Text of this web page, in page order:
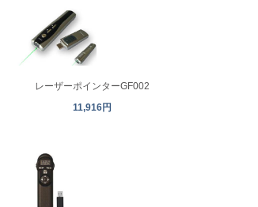
レーザーポインターGF002
11,916円